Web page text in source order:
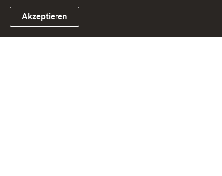
Link zum Landesportal
Akzeptieren